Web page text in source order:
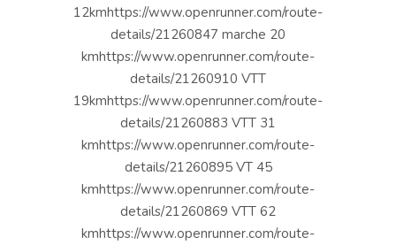
12kmhttps://www.openrunner.com/route-
details/21260847 marche 20
kmhttps://www.openrunner.com/route-
details/21260910 VTT
19kmhttps://www.openrunner.com/route-
details/21260883 VTT 31
kmhttps://www.openrunner.com/route-
details/21260895 VT 45
kmhttps://www.openrunner.com/route-
details/21260869 VTT 62
kmhttps://www.openrunner.com/route-